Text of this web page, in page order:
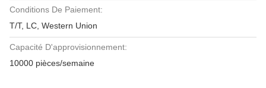
Conditions De Paiement:
T/T, LC, Western Union
Capacité D'approvisionnement:
10000 pièces/semaine